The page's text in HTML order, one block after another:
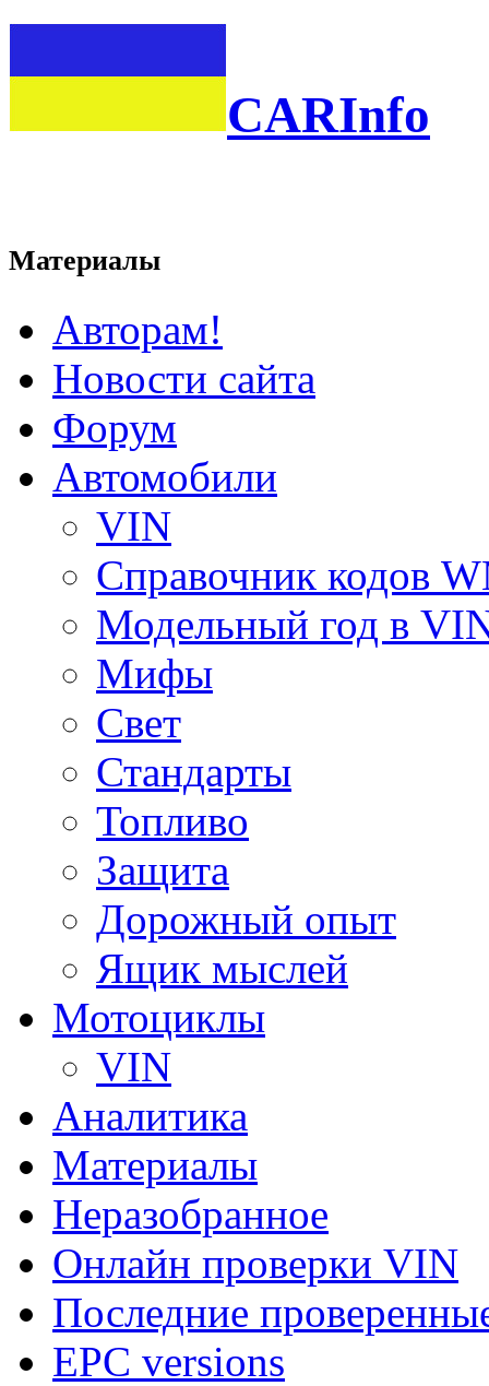
CARInfo
Материалы
Авторам!
Новости сайта
Форум
Автомобили
VIN
Справочник кодов
Модельный год в
Мифы
Свет
Стандарты
Топливо
Защита
Дорожный опыт
Ящик мыслей
Мотоциклы
VIN
Аналитика
Материалы
Неразобранное
Онлайн проверки VIN
Последние
EPC versions